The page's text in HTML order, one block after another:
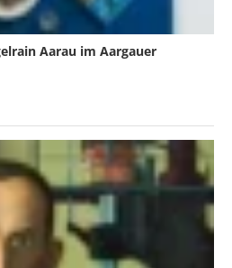
Aarau im Aargauer